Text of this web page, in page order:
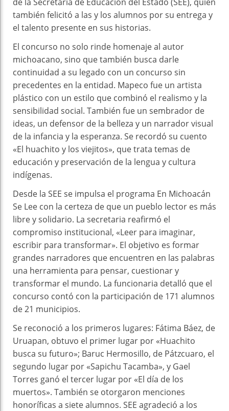
también felicitó a las y los alumnos por su entrega y
el talento presente en sus historias.
El concurso no solo rinde homenaje al autor
michoacano, sino que también busca darle
continuidad a su legado con un concurso sin
precedentes en la entidad. Mapeco fue un artista
plástico con un estilo que combinó el realismo y la
sensibilidad social. También fue un sembrador de
ideas, un defensor de la belleza y un narrador visual
de la infancia y la esperanza. Se recordó su cuento
«El huachito y los viejitos», que trata temas de
educación y preservación de la lengua y cultura
indígenas.
Desde la SEE se impulsa el programa En Michoacán
Se Lee con la certeza de que un pueblo lector es más
libre y solidario. La secretaria reafirmó el
compromiso institucional, «Leer para imaginar,
escribir para transformar». El objetivo es formar
grandes narradores que encuentren en las palabras
una herramienta para pensar, cuestionar y
transformar el mundo. La funcionaria detalló que el
concurso contó con la participación de 171 alumnos
de 21 municipios.
Se reconoció a los primeros lugares: Fátima Báez, de
Uruapan, obtuvo el primer lugar por «Huachito
busca su futuro»; Baruc Hermosillo, de Pátzcuaro, el
segundo lugar por «Sapichu Tacamba», y Gael
Torres ganó el tercer lugar por «El día de los
muertos». También se otorgaron menciones
honoríficas a siete alumnos. SEE agradeció a los